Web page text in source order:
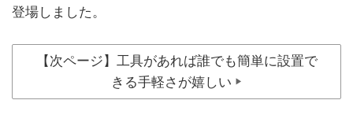
登場しました。
【次ページ】工具があれば誰でも簡単に設置で
きる手軽さが嬉しい ▶